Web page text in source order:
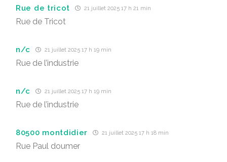
Rue de tricot 21 juillet 2025 17 h 21 min
Rue de Tricot
n/c 21 juillet 2025 17 h 19 min
Rue de l’industrie
n/c 21 juillet 2025 17 h 19 min
Rue de l’industrie
80500 montdidier 21 juillet 2025 17 h 18 min
Rue Paul doumer